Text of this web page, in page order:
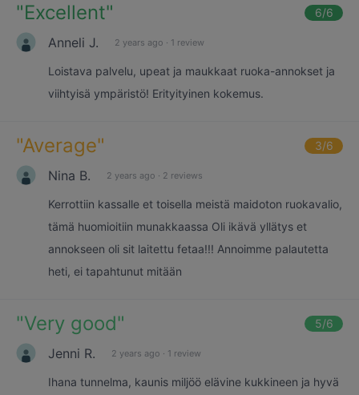
"Excellent" 6/6
Anneli J. 2 years ago · 1 review
Loistava palvelu, upeat ja maukkaat ruoka-annokset ja
viihtyisä ympäristö! Erityityinen kokemus.
"Average" 3/6
Nina B. 2 years ago · 2 reviews
Kerrottiin kassalle et toisella meistä maidoton ruokavalio,
tämä huomioitiin munakkaassa Oli ikävä yllätys et
annokseen oli sit laitettu fetaa!!! Annoimme palautetta
heti, ei tapahtunut mitään
"Very good" 5/6
Jenni R. 2 years ago · 1 review
Ihana tunnelma, kaunis miljöö elävine kukkineen ja hyvä